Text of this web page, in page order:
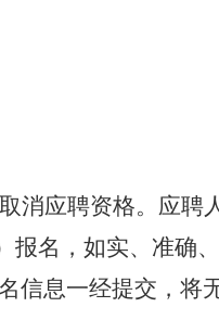
消应聘资格。应聘
报名，如实、准确
信息一经提交，将